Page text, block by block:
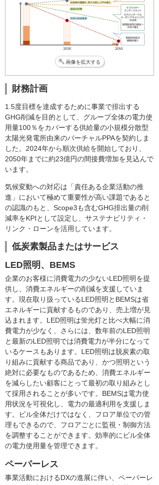
画像を拡大する
財務計画
1.5度目標を達成するために事業で排出する
GHG削減を目的として、グループ全体の電力使
用量100％をカバーする供給量の小規模分散型
太陽光発電所由来のバーチャルPPAを契約しま
した。2024年から順次供給を開始しており、
2050年までに約23億円の間接費増加を見込んで
います。
気候変動への対応は「責任ある企業活動の推
進」において極めて重要性が高い課題であると
の認識のもと、Scope3も含むGHG排出量の削
減率をKPIとして設定し、サステナビリティ・
リンク・ローンを活用しています。
低炭素製品またはサービス
LED照明、BEMS
企業のお客様に消費電力の少ないLED照明を提
供し、消費エネルギーの削減を支援していま
す。現在取り扱っているLED照明とBEMSは省
エネルギーに貢献するものであり、売上増が見
込まれます。LED照明は蛍光灯と比べ大幅に消
費電力が少なく、さらには、数年前のLED照明
と最新のLED照明では消費電力が半分になって
いるケースもあります。LED照明は脱炭素の取
り組みに貢献する商品であり、かつ照明という
絶対に必要なものであるため、消費エネルギー
を減らしたい顧客にとって最初の取り組みとし
て採用されることが多いです。BEMSは電力使
用状況を可視化し、電力の最適利用を支援しま
す。ビル全体だけではなく、フロア単位での管
理もできるので、フロアごとに監視・制御方法
を調整することができます。効率的にビル全体
の電力使用量を管理できます。
ペーパーレス
事業活動におけるDXの進展に伴い、ペーパーレ